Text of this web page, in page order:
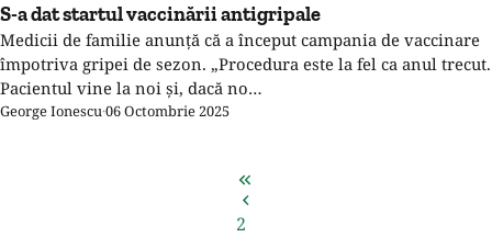
S-a dat startul vaccinării antigripale
Medicii de familie anunță că a început campania de vaccinare
împotriva gripei de sezon. „Procedura este la fel ca anul trecut.
Pacientul vine la noi și, dacă no…
George Ionescu·06 Octombrie 2025
2